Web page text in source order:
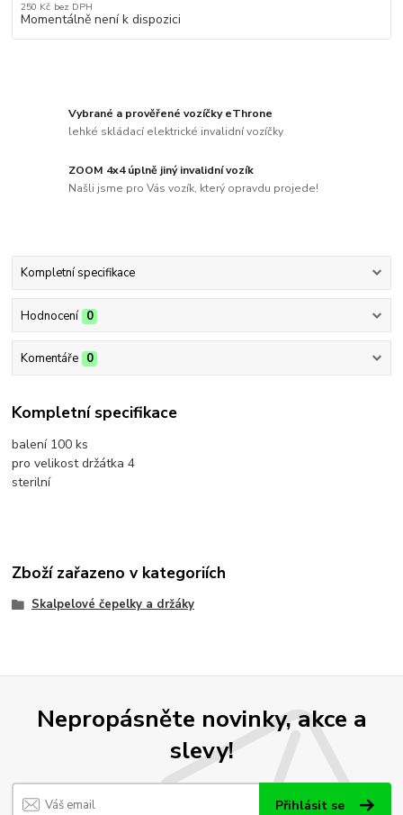
250 Kč bez DPH
Momentálně není k dispozici
Vybrané a prověřené vozíčky eThrone
lehké skládací elektrické invalidní vozíčky
ZOOM 4x4 úplně jiný invalidní vozík
Našli jsme pro Vás vozík, který opravdu projede!
Kompletní specifikace
Hodnocení 0
Komentáře 0
Kompletní specifikace
balení 100 ks
pro velikost držátka 4
sterilní
Zboží zařazeno v kategoriích
Skalpelové čepelky a držáky
Nepropásněte novinky, akce a
slevy!
Přihlásit se